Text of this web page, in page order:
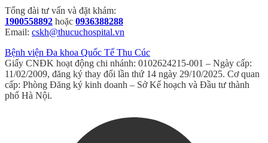
Tổng đài tư vấn và đặt khám:
1900558892 hoặc 0936388288
Email: cskh@thucuchospital.vn
Bệnh viện Đa khoa Quốc Tế Thu Cúc
Giấy CNĐK hoạt động chi nhánh: 0102624215-001 – Ngày cấp:
11/02/2009, đăng ký thay đổi lần thứ 14 ngày 29/10/2025. Cơ quan
cấp: Phòng Đăng ký kinh doanh – Sở Kế hoạch và Đầu tư thành
phố Hà Nội.